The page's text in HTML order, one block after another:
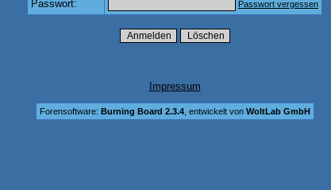
Passwort: Passwort vergessen
Impressum
Forensoftware: Burning Board 2.3.4, entwickelt von WoltLab GmbH